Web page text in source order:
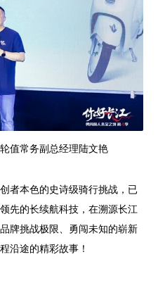
值常务副总经理陆文艳
者本色的史诗级骑行挑战，已
先的长续航科技，在溯源长江
牌挑战极限、勇闯未知的崭新
沿途的精彩故事！